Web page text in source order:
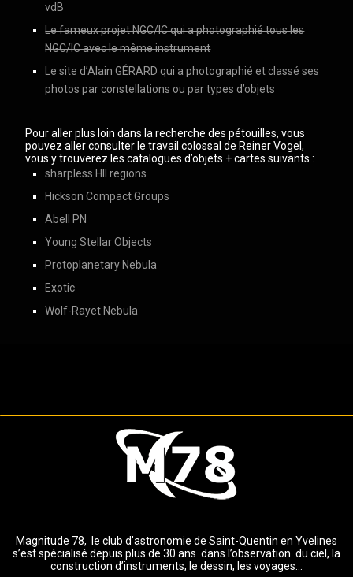
vdB
Le fameux projet NGC/IC qui a photographié tous les
NGC/IC avec le même instrument
Le site d’Alain GÉRARD qui a photographié et classé ses
photos par constellations ou par types d’objets
Pour aller plus loin dans la recherche des pétouilles, vous
pouvez aller consulter le travail colossal de Reiner Vogel,
vous y trouverez les catalogues d’objets + cartes suivants :
sharpless HII regions
Hickson Compact Groups
Abell PN
Young Stellar Objects
Protoplanetary Nebula
Exotic
Wolf-Rayet Nebula
Magnitude 78, le club d’astronomie de Saint-Quentin en Yvelines
s’est spécialisé depuis plus de 30 ans dans l’observation du ciel, la
construction d’instruments, le dessin, les voyages…